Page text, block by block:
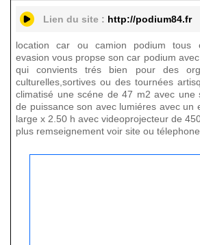
Lien du site : http://podium84.fr
location car ou camion podium tous
evasion vous propse son car podium
qui convients trés bien pour des
culturelles,sortives ou des tournées
climatisé une scéne de 47 m2 avec une
de puissance son avec lumiéres avec un
large x 2.50 h avec videoprojecteur de
plus remseignement voir site ou